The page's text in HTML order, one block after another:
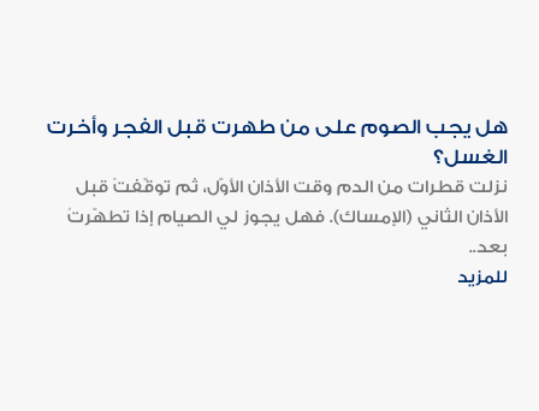
هل يجب الصوم على من طهرت قبل الفجر وأخرت
الغسل؟
نزلت قطرات من الدم وقت الأذان الأوّل، ثم توقّفتْ قبل
الأذان الثاني (الإمساك). فهل يجوز لي الصيام إذا تطهّرتُ
بعد..
للمزيد